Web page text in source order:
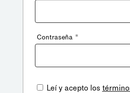
Contraseña *
Leí y acepto los